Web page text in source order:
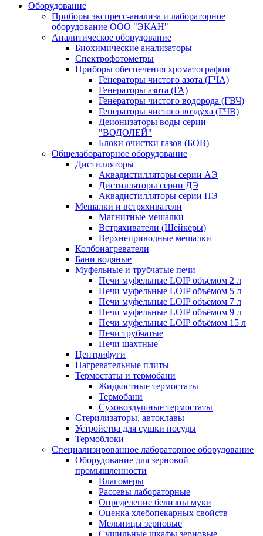
Оборудование
Приборы экспресс-анализа и лабораторное
оборудование ООО "ЭКАН"
Аналитическое оборудование
Биохимические анализаторы
Спектрофотометры
Приборы обеспечения хроматографии
Генераторы чистого азота (ГЧА)
Генераторы азота (ГА)
Генераторы чистого водорода (ГВЧ)
Генераторы чистого воздуха (ГЧВ)
Деионизаторы воды серии
"ВОДОЛЕЙ"
Блоки очистки газов (БОВ)
Общелабораторное оборудование
Дистилляторы
Аквадистилляторы серии АЭ
Дистилляторы серии ДЭ
Аквадистилляторы серии ПЭ
Мешалки и встряхиватели
Магнитные мешалки
Встряхиватели (Шейкеры)
Верхнеприводные мешалки
Колбонагреватели
Бани водяные
Муфельные и трубчатые печи
Печи муфельные LOIP объёмом 2 л
Печи муфельные LOIP объёмом 5 л
Печи муфельные LOIP объёмом 7 л
Печи муфельные LOIP объёмом 9 л
Печи муфельные LOIP объёмом 15 л
Печи трубчатые
Печи шахтные
Центрифуги
Нагревательные плиты
Термостаты и термобани
Жидкостные термостаты
Термобани
Суховоздушные термостаты
Стерилизаторы, автоклавы
Устройства для сушки посуды
Термоблоки
Специализированное лабораторное оборудование
Оборудование для зерновой
промышленности
Влагомеры
Рассевы лабораторные
Определение белизны муки
Оценка хлебопекарных свойств
Мельницы зерновые
Сушильные шкафы зерновые